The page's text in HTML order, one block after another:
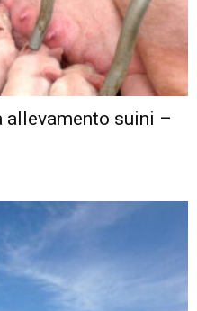
allevamento suini –